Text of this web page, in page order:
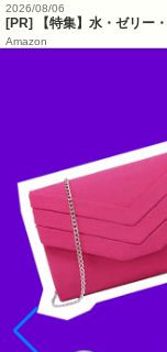
2026/08/06
[PR] 【特集】水・ゼリー
Amazon